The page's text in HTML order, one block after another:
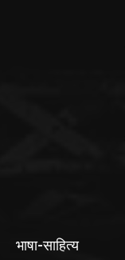
भाषा-साहित्य